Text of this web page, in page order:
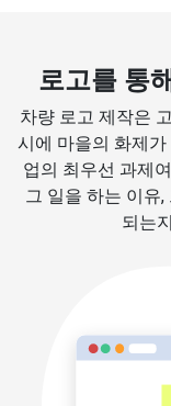
로고를 통
차량 로고 제작은
시에 마을의 화제
업의 최우선 과제
그 일을 하는 이유,
되는